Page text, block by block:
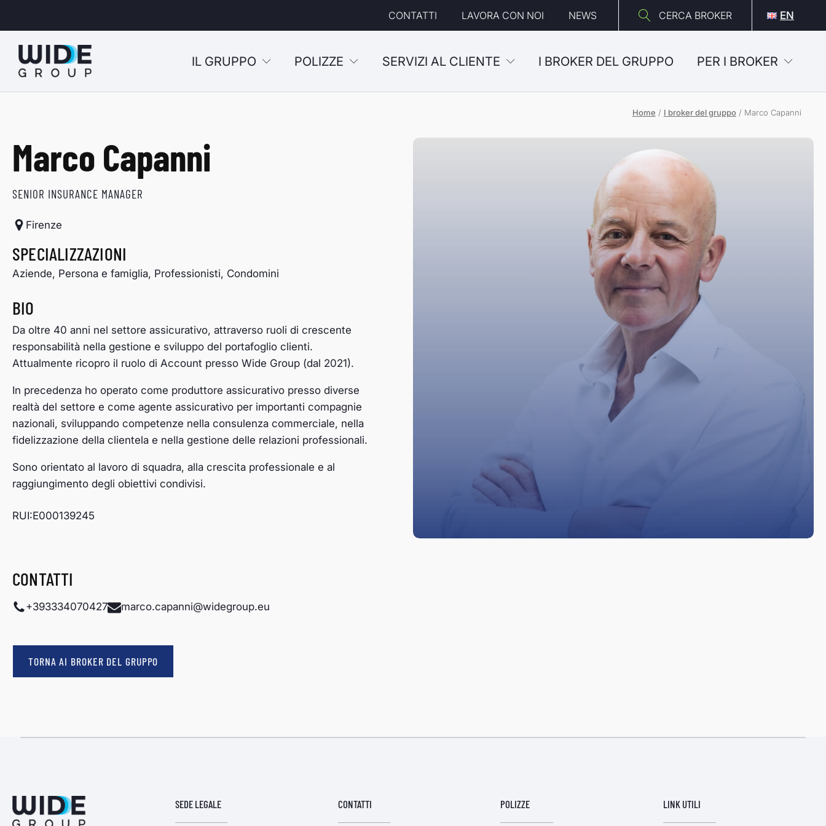
CONTATTI LAVORA CON NOI NEWS CERCA BROKER EN
IL GRUPPO POLIZZE SERVIZI AL CLIENTE I BROKER DEL GRUPPO PER I BROKER
Home / I broker del gruppo/ Marco Capanni
Marco Capanni
SENIOR INSURANCE MANAGER
Firenze
SPECIALIZZAZIONI
Aziende, Persona e famiglia, Professionisti, Condomini
BIO
Da oltre 40 anni nel settore assicurativo, attraverso ruoli di crescente
responsabilità nella gestione e sviluppo del portafoglio clienti.
Attualmente ricopro il ruolo di Account presso Wide Group (dal 2021).
In precedenza ho operato come produttore assicurativo presso diverse
realtà del settore e come agente assicurativo per importanti compagnie
nazionali, sviluppando competenze nella consulenza commerciale, nella
fidelizzazione della clientela e nella gestione delle relazioni professionali.
Sono orientato al lavoro di squadra, alla crescita professionale e al
raggiungimento degli obiettivi condivisi.
RUI:E000139245
CONTATTI
+393334070427 marco.capanni@widegroup.eu
TORNA AI BROKER DEL GRUPPO
SEDE LEGALE CONTATTI POLIZZE LINK UTILI